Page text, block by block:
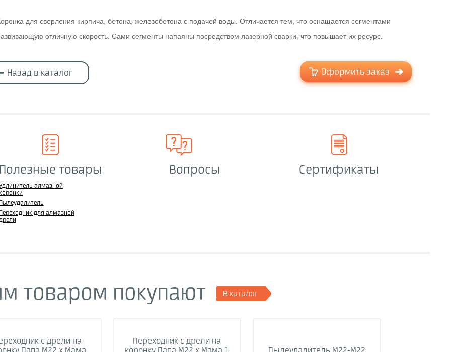
для сверления кирпича, бетона, железобетона с подачей воды. Отличается тем, что оснащается сегментами
отличную скорость. Сами сегменты напаяны посредством лазерной сварки, что повышает их ресурс.
Назад в каталог Оформить заказ
товары
алмазной
для алмазной
Вопросы Сертификаты
товаром покупают В каталог
с дрели на
Переходник с дрели на